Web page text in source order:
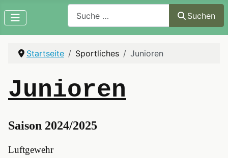
Suchen
Startseite Sportliches Junioren
Junioren
Saison 2024/2025
Luftgewehr